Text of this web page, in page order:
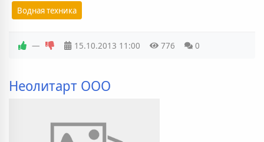
Водная техника
— 15.10.2013 11:00 776 0
Неолитарт ООО